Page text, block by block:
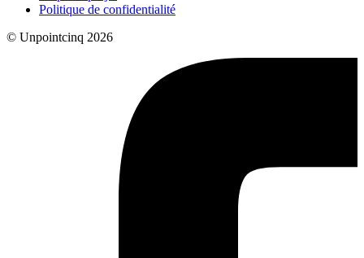
Politique de confidentialité
© Unpointcinq 2026